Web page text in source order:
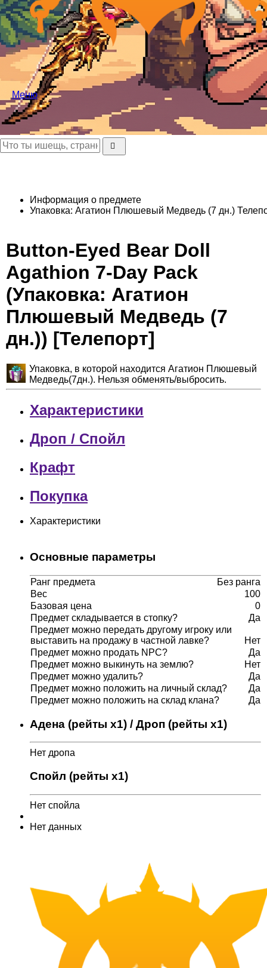
Меню
Информация о предмете
Упаковка: Агатион Плюшевый Медведь (7 дн.)
Button-Eyed Bear Doll
Agathion 7-Day Pack
(Упаковка: Агатион
Плюшевый Медведь (7
дн.)) [Телепорт]
Упаковка, в которой находится Агатион Плюшевый
Медведь(7дн.). Нельзя обменять/выбросить.
Характеристики
Дроп / Спойл
Крафт
Покупка
Характеристики
Основные параметры
Ранг предмета
Без ранга
Вес
100
Базовая цена
0
Предмет складывается в стопку?
Да
Предмет можно передать другому игроку или
выставить на продажу в частной лавке?
Нет
Предмет можно продать NPC?
Да
Предмет можно выкинуть на землю?
Нет
Предмет можно удалить?
Да
Предмет можно положить на личный склад?
Да
Предмет можно положить на склад клана?
Да
Адена (рейты x1) / Дроп (рейты x1)
Нет дропа
Спойл (рейты x1)
Нет спойла
Нет данных